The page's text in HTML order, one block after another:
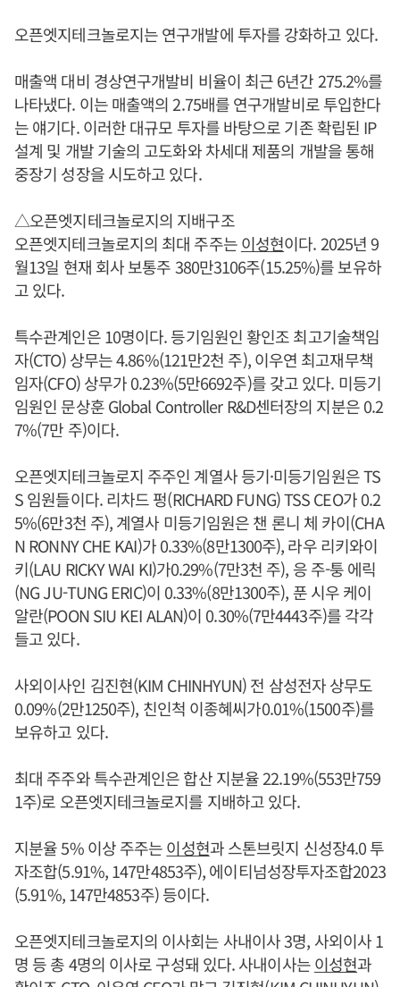
오픈엣지테크놀로지는 연구개발에 투자를 강화하고 있다.
매출액 대비 경상연구개발비 비율이 최근 6년간 275.2%를
나타냈다. 이는 매출액의 2.75배를 연구개발비로 투입한다
는 얘기다. 이러한 대규모 투자를 바탕으로 기존 확립된 IP
설계 및 개발 기술의 고도화와 차세대 제품의 개발을 통해
중장기 성장을 시도하고 있다.
△오픈엣지테크놀로지의 지배구조
오픈엣지테크놀로지의 최대 주주는이성현이다. 2025년 9
월13일 현재 회사 보통주 380만3106주(15.25%)를 보유하
고 있다.
특수관계인은 10명이다. 등기임원인 황인조 최고기술책임
자(CTO) 상무는 4.86%(121만2천 주), 이우연 최고재무책
임자(CFO) 상무가 0.23%(5만6692주)를 갖고 있다. 미등기
임원인 문상훈 Global Controller R&D센터장의 지분은 0.2
7%(7만 주)이다.
오픈엣지테크놀로지 주주인 계열사 등기·미등기임원은 TS
S 임원들이다. 리차드 펑(RICHARD FUNG) TSS CEO가 0.2
5%(6만3천 주), 계열사 미등기임원은 챈 론니 체 카이(CHA
N RONNY CHE KAI)가 0.33%(8만1300주), 라우 리키와이
키(LAU RICKY WAI KI)가0.29%(7만3천 주), 응 주-퉁 에릭
(NG JU-TUNG ERIC)이 0.33%(8만1300주), 푼 시우 케이
알란(POON SIU KEI ALAN)이 0.30%(7만4443주)를 각각
들고 있다.
사외이사인 김진현(KIM CHINHYUN) 전 삼성전자 상무도
0.09%(2만1250주), 친인척 이종혜씨가0.01%(1500주)를
보유하고 있다.
최대 주주와 특수관계인은 합산 지분율 22.19%(553만759
1주)로 오픈엣지테크놀로지를 지배하고 있다.
지분율 5% 이상 주주는이성현과 스톤브릿지 신성장4.0 투
자조합(5.91%, 147만4853주), 에이티넘성장투자조합2023
(5.91%, 147만4853주) 등이다.
오픈엣지테크놀로지의 이사회는 사내이사 3명, 사외이사 1
명 등 총 4명의 이사로 구성돼 있다. 사내이사는이성현과